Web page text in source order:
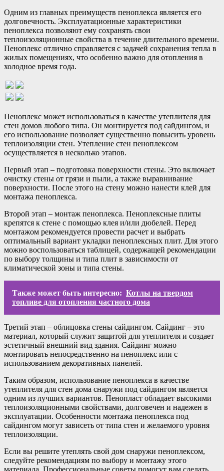
Одним из главных преимуществ пеноплекса является его
долговечность. Эксплуатационные характеристики
пеноплекса позволяют ему сохранять свои
теплоизоляционные свойства в течение длительного времени.
Пеноплекс отлично справляется с задачей сохранения тепла в
жилых помещениях, что особенно важно для отопления в
холодное время года.
Пеноплекс может использоваться в качестве утеплителя для
стен домов любого типа. Он монтируется под сайдингом, и
его использование позволяет существенно повысить уровень
теплоизоляции стен. Утепление стен пеноплексом
осуществляется в несколько этапов.
Первый этап – подготовка поверхности стены. Это включает
очистку стены от грязи и пыли, а также выравнивание
поверхности. После этого на стену можно нанести клей для
монтажа пеноплекса.
Второй этап – монтаж пеноплекса. Пеноплексные плиты
крепятся к стене с помощью клея и/или дюбелей. Перед
монтажом рекомендуется провести расчет и выбрать
оптимальный вариант укладки пеноплексных плит. Для этого
можно воспользоваться таблицей, содержащей рекомендации
по выбору толщины и типа плит в зависимости от
климатической зоны и типа стены.
Также может быть интересно: Котлы на твердом
топливе для отопления частного дома
Третий этап – облицовка стены сайдингом. Сайдинг – это
материал, который служит защитой для утеплителя и создает
эстетичный внешний вид здания. Сайдинг можно
монтировать непосредственно на пеноплекс или с
использованием декоративных панелей.
Таким образом, использование пеноплекса в качестве
утеплителя для стен дома снаружи под сайдингом является
одним из лучших вариантов. Пенопласт обладает высокими
теплоизоляционными свойствами, долговечен и надежен в
эксплуатации. Особенности монтажа пеноплекса под
сайдингом могут зависеть от типа стен и желаемого уровня
теплоизоляции.
Если вы решите утеплять свой дом снаружи пеноплексом,
следуйте рекомендациям по выбору и монтажу этого
материала. Профессиональные советы помогут вам сделать